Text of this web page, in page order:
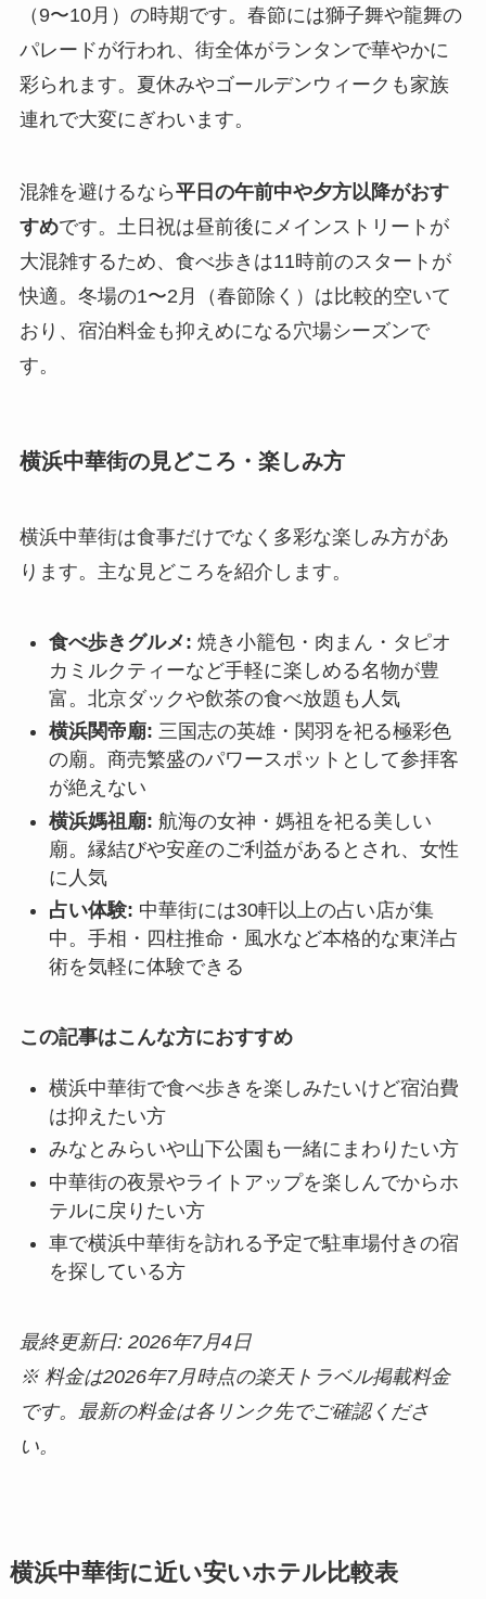
（9〜10月）の時期です。春節には獅子舞や龍舞の
パレードが行われ、街全体がランタンで華やかに
彩られます。夏休みやゴールデンウィークも家族
連れで大変にぎわいます。
混雑を避けるなら平日の午前中や夕方以降がおす
すめです。土日祝は昼前後にメインストリートが
大混雑するため、食べ歩きは11時前のスタートが
快適。冬場の1〜2月（春節除く）は比較的空いて
おり、宿泊料金も抑えめになる穴場シーズンで
す。
横浜中華街の見どころ・楽しみ方
横浜中華街は食事だけでなく多彩な楽しみ方があ
ります。主な見どころを紹介します。
食べ歩きグルメ: 焼き小籠包・肉まん・タピオ
カミルクティーなど手軽に楽しめる名物が豊
富。北京ダックや飲茶の食べ放題も人気
横浜関帝廟: 三国志の英雄・関羽を祀る極彩色
の廟。商売繁盛のパワースポットとして参拝客
が絶えない
横浜媽祖廟: 航海の女神・媽祖を祀る美しい
廟。縁結びや安産のご利益があるとされ、女性
に人気
占い体験: 中華街には30軒以上の占い店が集
中。手相・四柱推命・風水など本格的な東洋占
術を気軽に体験できる
この記事はこんな方におすすめ
横浜中華街で食べ歩きを楽しみたいけど宿泊費
は抑えたい方
みなとみらいや山下公園も一緒にまわりたい方
中華街の夜景やライトアップを楽しんでからホ
テルに戻りたい方
車で横浜中華街を訪れる予定で駐車場付きの宿
を探している方
最終更新日: 2026年7月4日
※ 料金は2026年7月時点の楽天トラベル掲載料金
です。最新の料金は各リンク先でご確認くださ
い。
横浜中華街に近い安いホテル比較表